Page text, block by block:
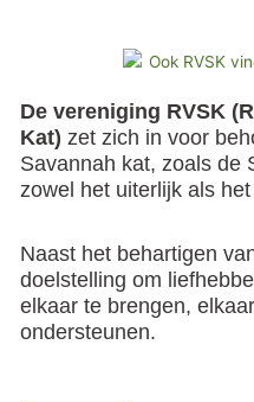
De vereniging RVSK
Kat) zet zich in voor
Savannah kat, zoals de
zowel het uiterlijk als
Naast het behartigen
doelstelling om
elkaar te brengen,
ondersteunen.